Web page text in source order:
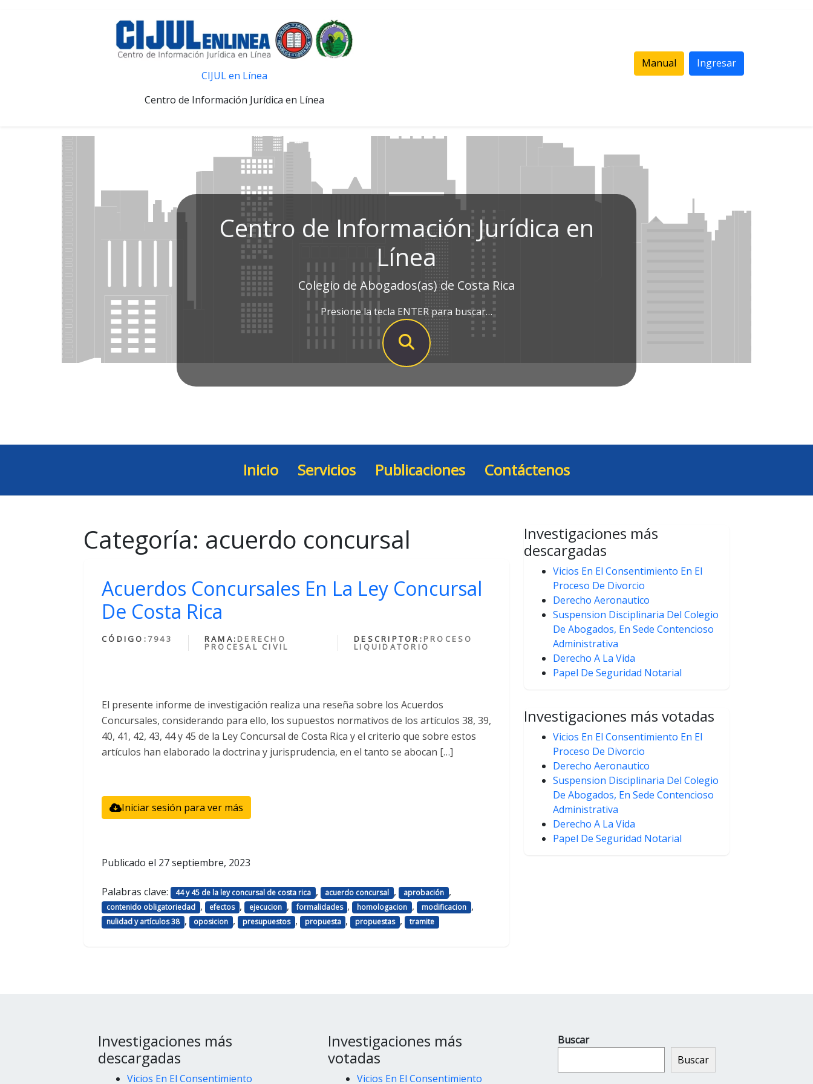
CIJUL en Línea
Centro de Información Jurídica en Línea
Manual Ingresar
Centro de Información Jurídica en
Línea
Colegio de Abogados(as) de Costa Rica
Presione la tecla ENTER para buscar…
Inicio Servicios Publicaciones Contáctenos
Categoría: acuerdo concursal
Acuerdos Concursales En La Ley Concursal
De Costa Rica
CÓDIGO: 7943 RAMA: DERECHO
PROCESAL CIVIL
DESCRIPTOR: PROCESO
LIQUIDATORIO
El presente informe de investigación realiza una reseña sobre los Acuerdos
Concursales, considerando para ello, los supuestos normativos de los artículos 38, 39,
40, 41, 42, 43, 44 y 45 de la Ley Concursal de Costa Rica y el criterio que sobre estos
artículos han elaborado la doctrina y jurisprudencia, en el tanto se abocan […]
Iniciar sesión para ver más
Publicado el 27 septiembre, 2023
Palabras clave: 44 y 45 de la ley concursal de costa rica , acuerdo concursal , aprobación ,
contenido obligatoriedad , efectos , ejecucion , formalidades , homologacion , modificacion ,
nulidad y artículos 38 , oposicion , presupuestos , propuesta , propuestas , tramite
Investigaciones más
descargadas
Vicios En El Consentimiento En El
Proceso De Divorcio
Derecho Aeronautico
Suspension Disciplinaria Del Colegio
De Abogados, En Sede Contencioso
Administrativa
Derecho A La Vida
Papel De Seguridad Notarial
Investigaciones más votadas
Vicios En El Consentimiento En El
Proceso De Divorcio
Derecho Aeronautico
Suspension Disciplinaria Del Colegio
De Abogados, En Sede Contencioso
Administrativa
Derecho A La Vida
Papel De Seguridad Notarial
Investigaciones más
descargadas
Vicios En El Consentimiento
Investigaciones más
votadas
Vicios En El Consentimiento
Buscar
Buscar